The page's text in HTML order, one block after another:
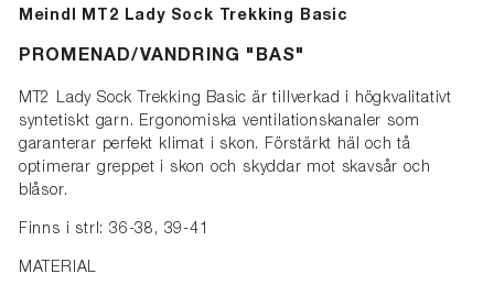
Meindl MT2 Lady Sock Trekking Basic
PROMENAD/VANDRING "BAS"
MT2 Lady Sock Trekking Basic är tillverkad i högkvalitativt
syntetiskt garn. Ergonomiska ventilationskanaler som
garanterar perfekt klimat i skon. Förstärkt häl och tå
optimerar greppet i skon och skyddar mot skavsår och
blåsor.
Finns i strl: 36-38, 39-41
MATERIAL